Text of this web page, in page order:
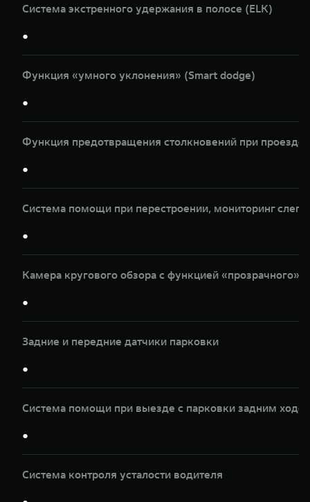
Система экстренного удержания в полосе (ELK)
●
Функция «умного уклонения» (Smart dodge)
●
Функция предотвращения столкновений при проезде
●
Система помощи при перестроении, мониторинг
●
Камера кругового обзора с функцией «прозрачного»
●
Задние и передние датчики парковки
●
Система помощи при выезде с парковки задним
●
Система контроля усталости водителя